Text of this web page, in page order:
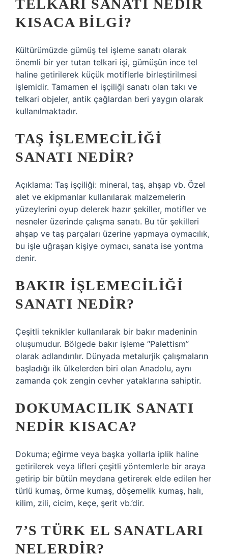
TELKARI SANATI NEDIR
KISACA BILGI?
Kültürümüzde gümüş tel işleme sanatı olarak
önemli bir yer tutan telkari işi, gümüşün ince tel
haline getirilerek küçük motiflerle birleştirilmesi
işlemidir. Tamamen el işçiliği sanatı olan takı ve
telkari objeler, antik çağlardan beri yaygın olarak
kullanılmaktadır.
TAŞ IŞLEMECILIĞI
SANATI NEDIR?
Açıklama: Taş işçiliği: mineral, taş, ahşap vb. Özel
alet ve ekipmanlar kullanılarak malzemelerin
yüzeylerini oyup delerek hazır şekiller, motifler ve
nesneler üzerinde çalışma sanatı. Bu tür şekilleri
ahşap ve taş parçaları üzerine yapmaya oymacılık,
bu işle uğraşan kişiye oymacı, sanata ise yontma
denir.
BAKIR IŞLEMECILIĞI
SANATI NEDIR?
Çeşitli teknikler kullanılarak bir bakır madeninin
oluşumudur. Bölgede bakır işleme “Palettism”
olarak adlandırılır. Dünyada metalurjik çalışmaların
başladığı ilk ülkelerden biri olan Anadolu, aynı
zamanda çok zengin cevher yataklarına sahiptir.
DOKUMACILIK SANATI
NEDIR KISACA?
Dokuma; eğirme veya başka yollarla iplik haline
getirilerek veya lifleri çeşitli yöntemlerle bir araya
getirip bir bütün meydana getirerek elde edilen her
türlü kumaş, örme kumaş, döşemelik kumaş, halı,
kilim, zili, cicim, keçe, şerit vb.’dir.
7’S TÜRK EL SANATLARI
NELERDIR?